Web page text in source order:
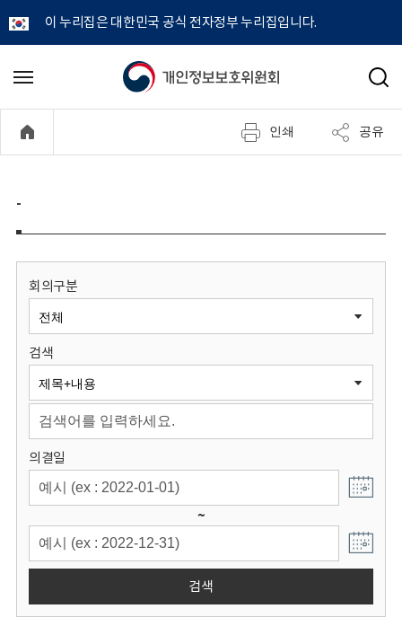
이 누리집은 대한민국 공식 전자정부 누리집입니다.
개
정
보
원
회
메
기
검
인쇄 공유
-
회의구분
검색
의결일
~
검색